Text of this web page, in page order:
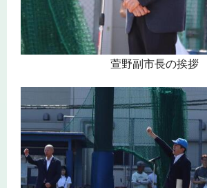
萱野副市長の挨拶